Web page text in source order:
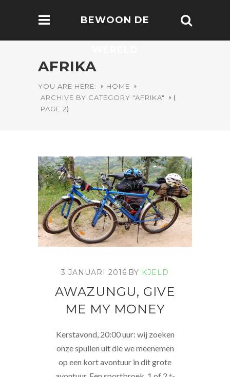
BEWOON DE
AFRIKA
YOU ARE HERE:
HOME
ARCHIVE BY CATEGORY "AFRIKA"
(
PAGE 2)
3 JANUARI 2016 BY KJELD
AWAZUNGU, GIVE
ME MY MONEY
Kerstavond, 20:00 uur: wij zoeken
onze spullen uit die we meenemen
op een kort avontuur in dit grote